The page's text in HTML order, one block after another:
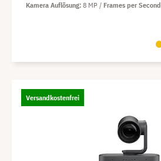
Kamera Auflösung 8 MP Frames per Second
Versandkostenfrei